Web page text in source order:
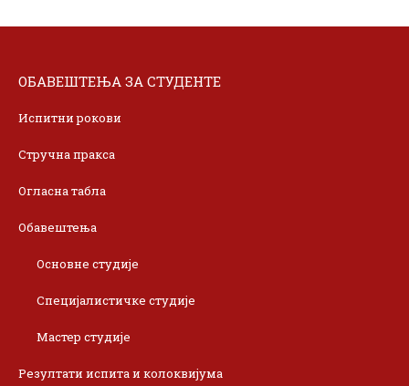
ОБАВЕШТЕЊА ЗА СТУДЕНТЕ
Испитни рокови
Стручна пракса
Огласна табла
Обавештења
Основне студије
Специјалистичке студије
Мастер студије
Резултати испита и колоквијума